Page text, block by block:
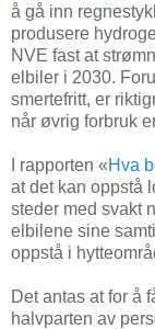
å gå inn
produsere
NVE fast at
elbiler i 2030.
smertefritt, er
når øvrig forbruk
I rapporten «Hva
at det kan oppstå
steder med svakt
elbilene sine
oppstå i
Det antas at for å
halvparten av